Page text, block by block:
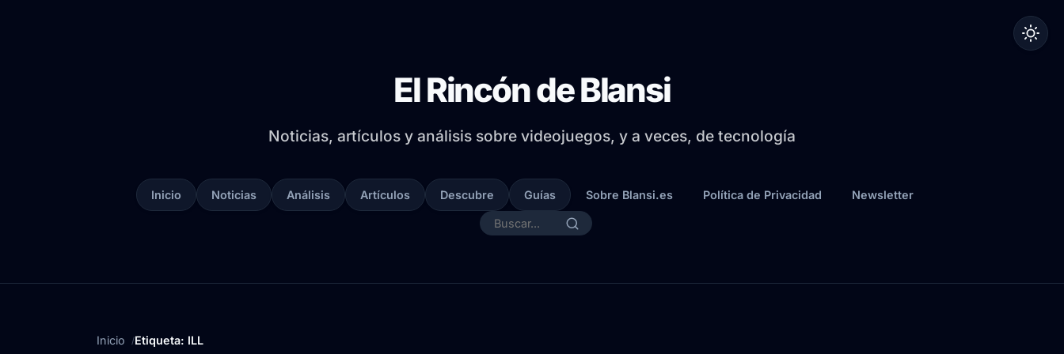
El Rincón de Blansi
Noticias, artículos y análisis sobre videojuegos, y a veces, de tecnología
Inicio Noticias Análisis Artículos Descubre Guías Sobre Blansi.es Política de Privacidad Newsletter
Inicio Etiqueta: ILL